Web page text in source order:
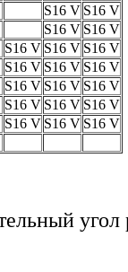
S16 V S16 V
S16 V S16 V
S16 V S16 V S16 V
S16 V S16 V S16 V
S16 V S16 V S16 V
S16 V S16 V S16 V
S16 V S16 V S16 V
угол